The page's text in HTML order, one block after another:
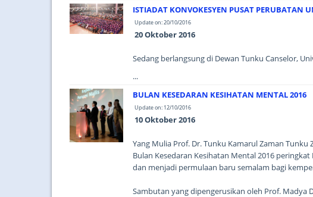
ISTIADAT KONVOKESYEN PUSAT PERUBATAN
Update on: 20/10/2016
20 Oktober 2016
Sedang berlangsung di Dewan Tunku Canselor,
...
BULAN KESEDARAN KESIHATAN MENTAL 2016
Update on: 12/10/2016
10 Oktober 2016
Yang Mulia Prof. Dr. Tunku Kamarul Zaman
Bulan Kesedaran Kesihatan Mental 2016
dan menjadi permulaan baru semalam bagi
Sambutan yang dipengerusikan oleh Prof. Madya